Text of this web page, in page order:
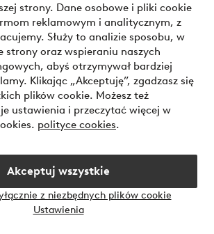
strony. Dane osobowe i pliki cookie
reklamowym i analitycznym, z
Służy to analizie sposobu, w
strony oraz wspieraniu naszych
abyś otrzymywał bardziej
Klikając „Akceptuję”, zgadzasz się
plików cookie. Możesz też
ustawienia i przeczytać więcej w
polityce cookies.
Akceptuj wszystkie
z niezbędnych plików cookie
Ustawienia
- zapłać teraz lub podziel się
się więcej o naszych opcjach płatności